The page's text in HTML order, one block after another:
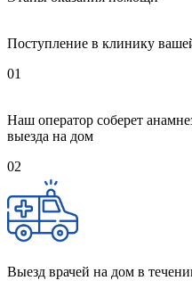
Поступление в клинику
01
Наш оператор соберет
выезда на дом
02
Выезд врачей на дом в